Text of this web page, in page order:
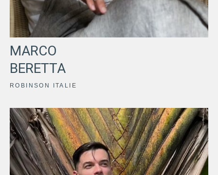
MARCO
BERETTA
ROBINSON ITALIE